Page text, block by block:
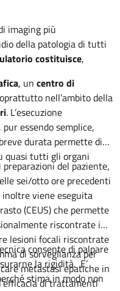
imaging più
della patologia di tutti
costituisce,
, un centro di
nell’ambito della
. L’esecuzione
essendo semplice,
durata permette di
quasi tutti gli organi
del paziente,
sei/otto ore precedenti
inoltre viene eseguita
(CEUS) che permette
riscontrate in
lesioni focali riscontrate
di sorveglianza per
metastasi epatiche in
di trattamenti
consente di palpare
la rigidità. E’
stima in modo non